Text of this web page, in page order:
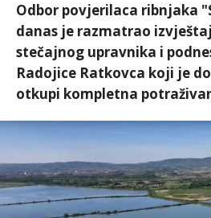
Odbor povjerilaca ribnjaka
danas je razmatrao
stečajnog upravnika i
Radojice Ratkovca koji je
otkupi kompletna